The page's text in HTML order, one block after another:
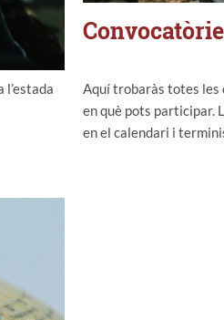
Aquí trobaràs totes
en què pots participar.
en el calendari i